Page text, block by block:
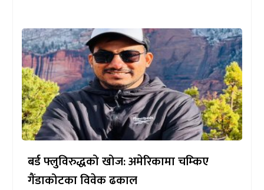
बर्ड फ्लुविरुद्धको खोज: अमेरिकामा चम्किए
गैंडाकोटका विवेक ढकाल